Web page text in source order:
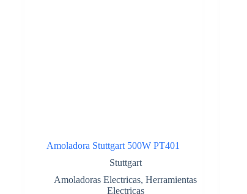
Amoladora Stuttgart 500W PT401
Stuttgart
Amoladoras Electricas, Herramientas
Electricas